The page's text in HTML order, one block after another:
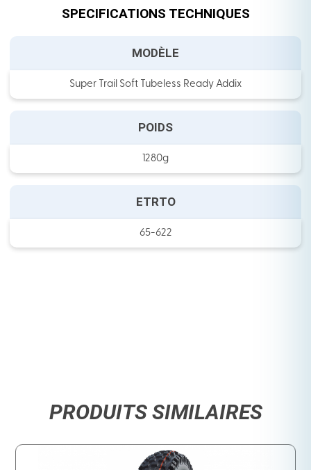
SPECIFICATIONS TECHNIQUES
MODÈLE
Super Trail Soft Tubeless Ready Addix
POIDS
1280g
ETRTO
65-622
PRODUITS SIMILAIRES